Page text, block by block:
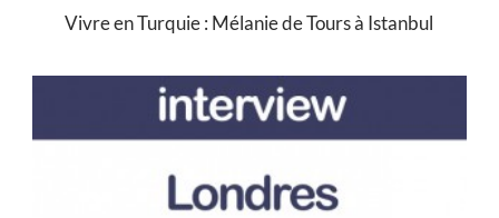
Vivre en Turquie : Mélanie de Tours à Istanbul